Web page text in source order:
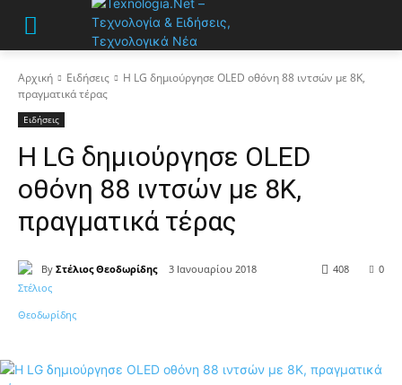
Αρχική Ειδήσεις
Η LG δημιούργησε OLED οθόνη 88 ιντσών με 8K,
πραγματικά τέρας
Ειδήσεις
Η LG δημιούργησε OLED
οθόνη 88 ιντσών με 8K,
πραγματικά τέρας
By Στέλιος Θεοδωρίδης 3 Ιανουαρίου 2018 0
408